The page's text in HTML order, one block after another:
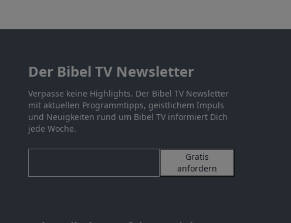
Der Bibel TV Newsletter
Verpasse keine Highlights. Der Bibel TV Newsletter
mit aktuellen Programmtipps, geistlichem Impuls
und Neuigkeiten rund um Bibel TV informiert Dich
jede Woche.
Gratis
anfordern